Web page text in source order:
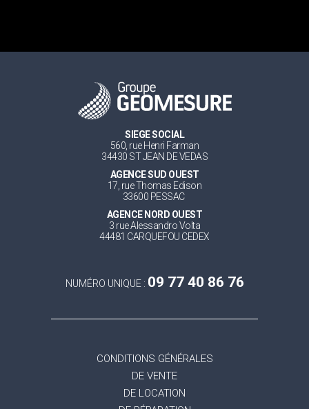
SIEGE SOCIAL
560, rue Henri Farman
34430 ST JEAN DE VEDAS
AGENCE SUD OUEST
17, rue Thomas Edison
33600 PESSAC
AGENCE NORD OUEST
3 rue Alessandro Volta
44481 CARQUEFOU CEDEX
NUMÉRO UNIQUE : 09 77 40 86 76
CONDITIONS GÉNÉRALES
DE VENTE
DE LOCATION